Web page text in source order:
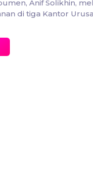
Anif Solikhin,
di tiga Kantor